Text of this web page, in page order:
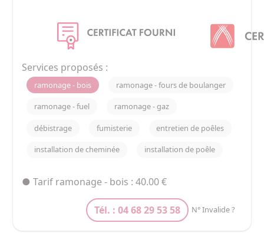
Services proposés :
ramonage - bois ramonage - fours de boulanger
ramonage - fuel ramonage - gaz
débistrage fumisterie entretien de poêles
installation de cheminée installation de poêle
● Tarif ramonage - bois : 40.00 €
Tél. : 04 68 29 53 58 N° Invalide ?